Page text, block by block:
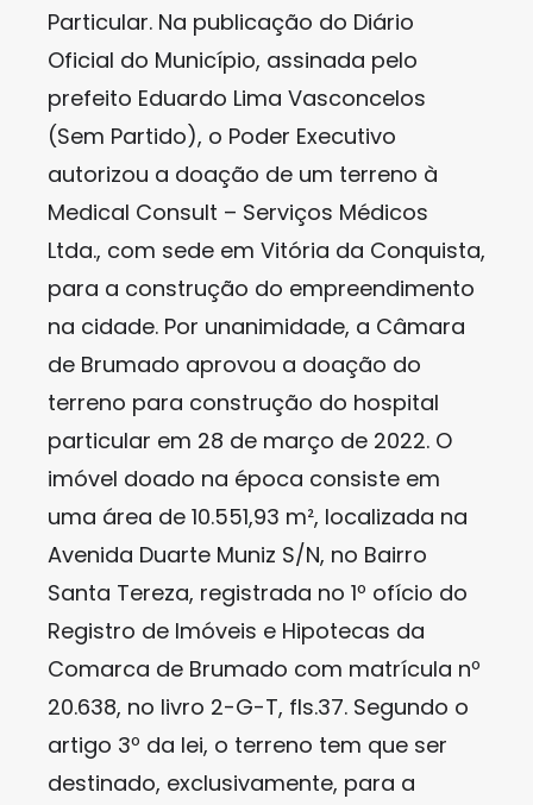
Particular. Na publicação do Diário
Oficial do Município, assinada pelo
prefeito Eduardo Lima Vasconcelos
(Sem Partido), o Poder Executivo
autorizou a doação de um terreno à
Medical Consult – Serviços Médicos
Ltda., com sede em Vitória da Conquista,
para a construção do empreendimento
na cidade. Por unanimidade, a Câmara
de Brumado aprovou a doação do
terreno para construção do hospital
particular em 28 de março de 2022. O
imóvel doado na época consiste em
uma área de 10.551,93 m², localizada na
Avenida Duarte Muniz S/N, no Bairro
Santa Tereza, registrada no 1º ofício do
Registro de Imóveis e Hipotecas da
Comarca de Brumado com matrícula nº
20.638, no livro 2-G-T, fls.37. Segundo o
artigo 3º da lei, o terreno tem que ser
destinado, exclusivamente, para a